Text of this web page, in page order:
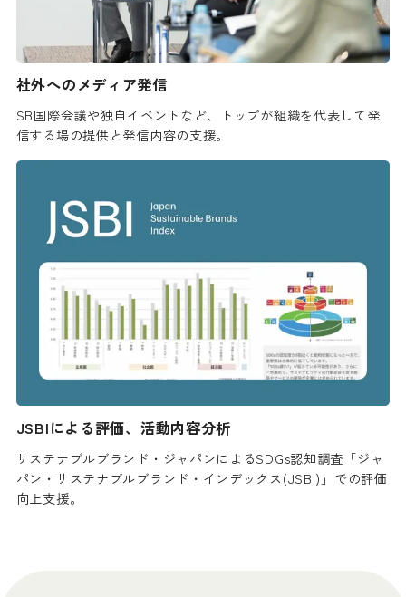
社外へのメディア発信
SB国際会議や独自イベントなど、トップが組織を代表して発
信する場の提供と発信内容の支援。
JSBIによる評価、活動内容分析
サステナブルブランド・ジャパンによるSDGs認知調査「ジャ
パン・サステナブルブランド・インデックス(JSBI)」での評価
向上支援。